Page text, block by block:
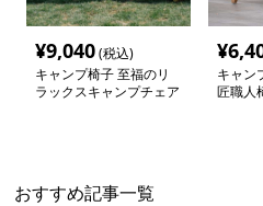
¥9,040(税込)
キャンプ椅子 至福のリ
ラックスキャンプチェア
¥
キャン
匠職人
おすすめ記事一覧